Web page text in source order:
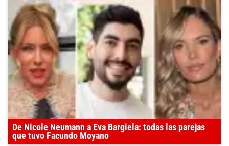
De Nicole Neumann a Eva Bargiela: todas las parejas
que tuvo Facundo Moyano